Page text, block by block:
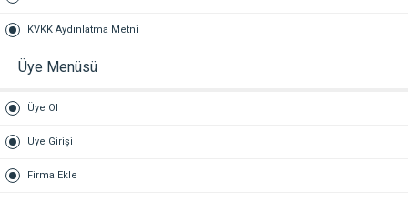
KVKK Aydınlatma Metni
Üye Menüsü
Üye Ol
Üye Girişi
Firma Ekle